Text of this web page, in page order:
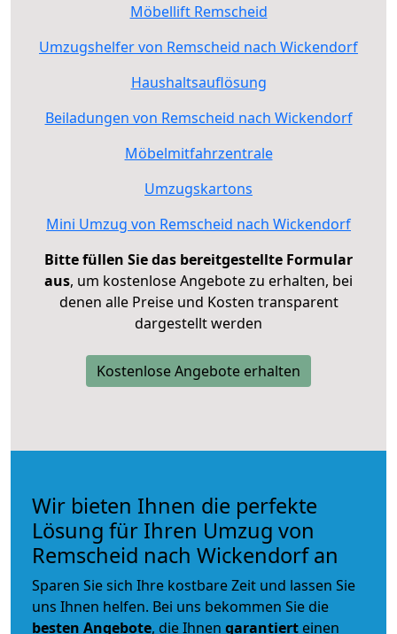
Möbellift Remscheid
Umzugshelfer von Remscheid nach Wickendorf
Haushaltsauflösung
Beiladungen von Remscheid nach Wickendorf
Möbelmitfahrzentrale
Umzugskartons
Mini Umzug von Remscheid nach Wickendorf
Bitte füllen Sie das bereitgestellte Formular
aus, um kostenlose Angebote zu erhalten, bei
denen alle Preise und Kosten transparent
dargestellt werden
Kostenlose Angebote erhalten
Wir bieten Ihnen die perfekte
Lösung für Ihren Umzug von
Remscheid nach Wickendorf an
Sparen Sie sich Ihre kostbare Zeit und lassen Sie
uns Ihnen helfen. Bei uns bekommen Sie die
besten Angebote, die Ihnen garantiert einen